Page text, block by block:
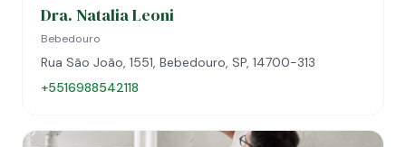
Dra. Natalia Leoni
Bebedouro
Rua São João, 1551, Bebedouro, SP, 14700-313
+5516988542118